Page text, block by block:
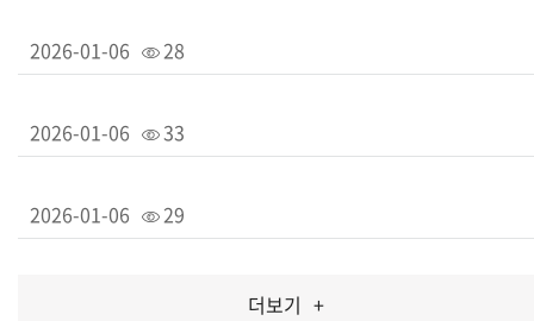
2026-01-06 28
2026-01-06 33
2026-01-06 29
더보기 +